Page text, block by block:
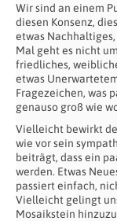
Wir sind an einem
diesen Konsenz,
etwas
Mal geht es nicht
friedliches,
etwas
Fragezeichen, was
genauso groß wie
Vielleicht bewirkt
wie vor sein
beiträgt, dass ein
werden. Etwas
passiert einfach,
Vielleicht gelingt
Mosaikstein